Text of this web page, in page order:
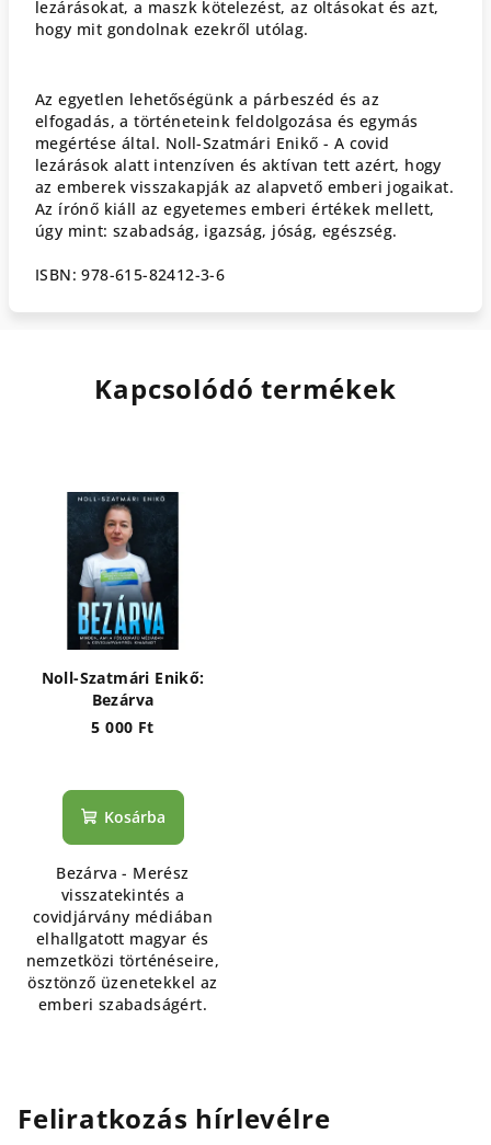
lezárásokat,a maszk kötelezést,az oltásokat és azt,
hogy mit gondolnak ezekről utólag.
Az egyetlen lehetőségünk a párbeszéd és az
elfogadás,a történeteink feldolgozása és egymás
megértése által. Noll-Szatmári Enikő - A covid
lezárások alatt intenzíven és aktívan tett azért, hogy
az emberek visszakapják az alapvető emberi jogaikat.
Az írónő kiáll az egyetemes emberi értékek mellett,
úgy mint:szabadság, igazság, jóság, egészség.
ISBN:978-615-82412-3-6
Kapcsolódó termékek
Noll-Szatmári Enikő:
Bezárva
5 000 Ft
Kosárba
Bezárva - Merész
visszatekintés a
covidjárvány médiában
elhallgatott magyar és
nemzetközi történéseire,
ösztönző üzenetekkel az
emberi szabadságért.
Feliratkozás hírlevélre